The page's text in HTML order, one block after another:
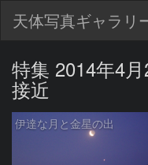
天体写真ギャラリ
特集 2014年4
接近
伊達な月と金星の出